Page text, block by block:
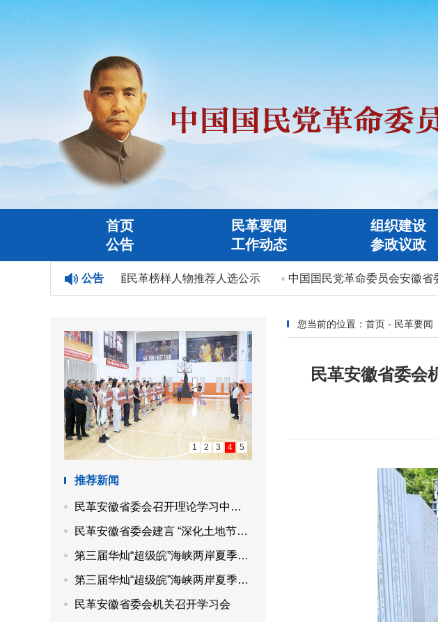
首页 民革要闻 组织建设
公告
工作动态 参政议政
公告
第三届民革榜样人物推荐人选公示 中国国民党革命委员会安徽省委
1 2 3 4 5
推荐新闻
民革安徽省委会召开理论学习中心组“参政为公、实干为民”主题教育专题学习会
民革安徽省委会建言 “深化土地节约集约利用综合改革，提高国土空间治理水平”
第三届华灿“超级皖”海峡两岸夏季篮球交流赛成功举办
第三届华灿“超级皖”海峡两岸夏季篮球交流赛在合肥开赛
民革安徽省委会机关召开学习会
您当前的位置：首页 - 民革要闻
民革安徽省委会